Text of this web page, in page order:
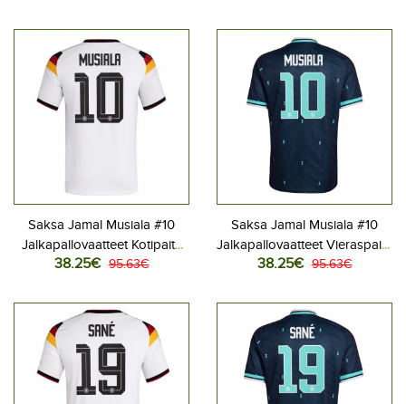
Saksa Jamal Musiala #10
Jalkapallovaatteet Kotipaita
MM-kisat 2026 Lyhythihainen
38.25€ 95.63€
Saksa Jamal Musiala #10
Jalkapallovaatteet Vieraspaita
MM-kisat 2026 Lyhythihainen
38.25€ 95.63€